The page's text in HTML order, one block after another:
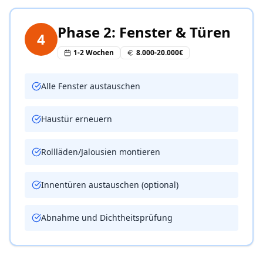
4 Phase 2: Fenster & Türen
1-2 Wochen 8.000-20.000€
Alle Fenster austauschen
Haustür erneuern
Rollläden/Jalousien montieren
Innentüren austauschen (optional)
Abnahme und Dichtheitsprüfung